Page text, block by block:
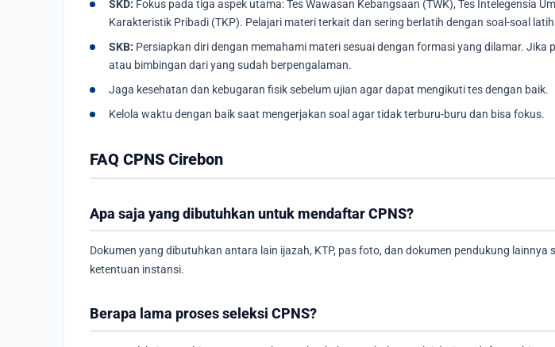
SKD: Fokus pada tiga aspek utama: Tes Wawasan Kebangsaan (TWK), Tes Intelegensia
Karakteristik Pribadi (TKP). Pelajari materi terkait dan sering berlatih dengan soal-soal
SKB: Persiapkan diri dengan memahami materi sesuai dengan formasi yang dilamar. Jika
atau bimbingan dari yang sudah berpengalaman.
Jaga kesehatan dan kebugaran fisik sebelum ujian agar dapat mengikuti tes dengan baik.
Kelola waktu dengan baik saat mengerjakan soal agar tidak terburu-buru dan bisa fokus.
FAQ CPNS Cirebon
Apa saja yang dibutuhkan untuk mendaftar CPNS?
Dokumen yang dibutuhkan antara lain ijazah, KTP, pas foto, dan dokumen pendukung lainnya
ketentuan instansi.
Berapa lama proses seleksi CPNS?